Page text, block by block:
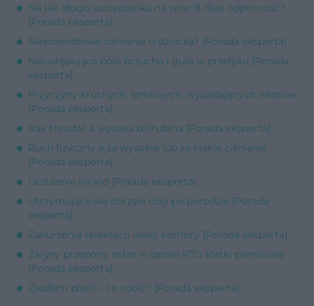
Na jak długo szczepionka na wzw B daje odporność?
[Porada eksperta]
Nieprawidłowe ciśnienie u dziecka? [Porada eksperta]
Nieustępujące bóle brzucha i gula w przełyku [Porada
eksperta]
Przyczyny kruchych, łamliwych, wypadających włosów
[Porada eksperta]
Rak trzustki a wysoka bilirubina [Porada eksperta]
Ruch fizyczny a za wysokie lub za niskie ciśnienie
[Porada eksperta]
Uczulenie na jod [Porada eksperta]
Utrzymujące się obrzęki nóg po porodzie [Porada
eksperta]
Zaburzenia relaksacji lewej komory [Porada eksperta]
Zarysy przepony ostre w opisie RTG klatki piersiowej -
[Porada eksperta]
Zjadłam pleśń - co robić? [Porada eksperta]